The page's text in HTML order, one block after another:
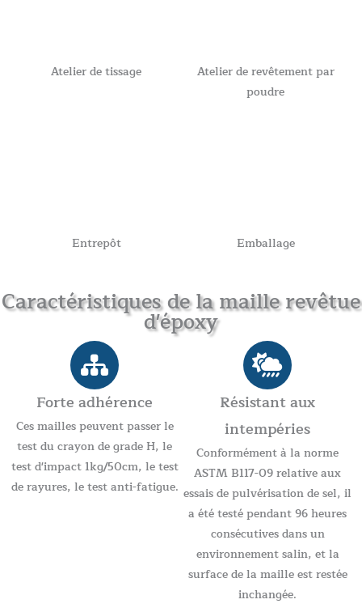
Atelier de tissage
Atelier de revêtement par
poudre
Entrepôt Emballage
Caractéristiques de la maille revêtue
d'époxy
Forte adhérence
Ces mailles peuvent passer le
test du crayon de grade H, le
test d'impact 1kg/50cm, le test
de rayures, le test anti-fatigue.
Résistant aux
intempéries
Conformément à la norme
ASTM B117-09 relative aux
essais de pulvérisation de sel, il
a été testé pendant 96 heures
consécutives dans un
environnement salin, et la
surface de la maille est restée
inchangée.